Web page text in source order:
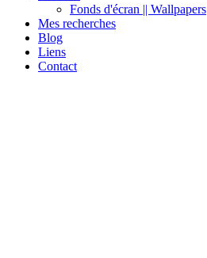
Fonds d'écran || Wallpapers
Mes recherches
Blog
Liens
Contact